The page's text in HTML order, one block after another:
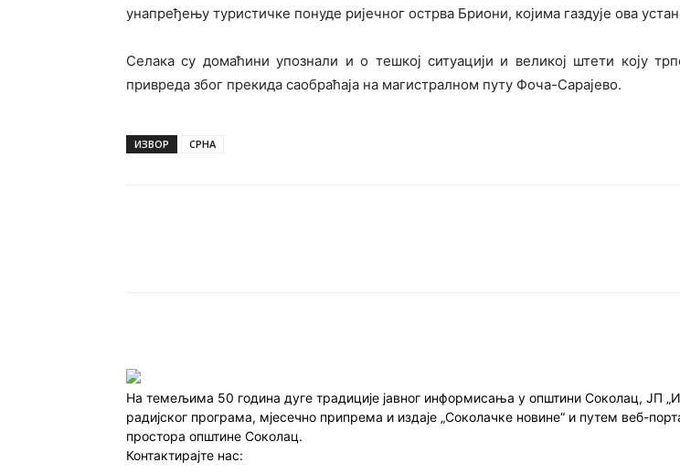
унапређењу туристичке понуде ријечног острва Бриони, којима газдује ова
Селака су домаћини упознали и о тешкој ситуацији и великој штети коју
привреда због прекида саобраћаја на магистралном путу Фоча-Сарајево.
ИЗВОР СРНА
На темељима 50 година дуге традиције јавног информисања у општини Соколац, ЈП
радијског програма, мјесечно припрема и издаје „Соколачке новине“ и путем веб-
простора општине Соколац.
Контактирајте нас: